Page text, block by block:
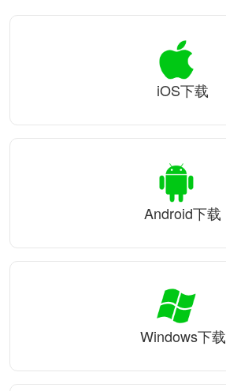
iOS下载
Android下载
Windows下载